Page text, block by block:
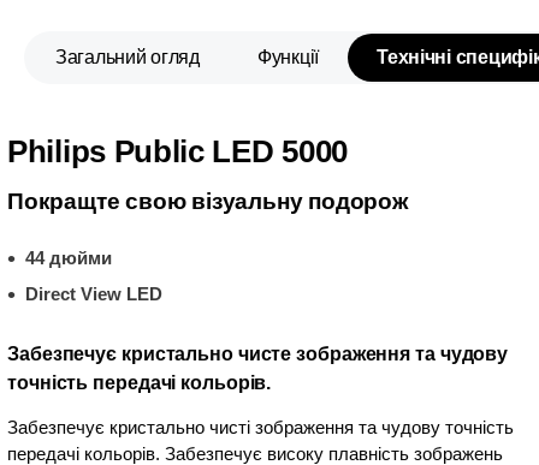
Загальний огляд Функції Технічні
Philips Public LED 5000
Покращте свою візуальну подорож
44 дюйми
Direct View LED
Забезпечує кристально чисте зображення та чудову
точність передачі кольорів.
Забезпечує кристально чисті зображення та чудову точність
передачі кольорів. Забезпечує високу плавність зображень